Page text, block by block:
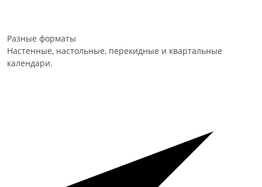
Разные форматы
Настенные, настольные, перекидные и квартальные
календари.